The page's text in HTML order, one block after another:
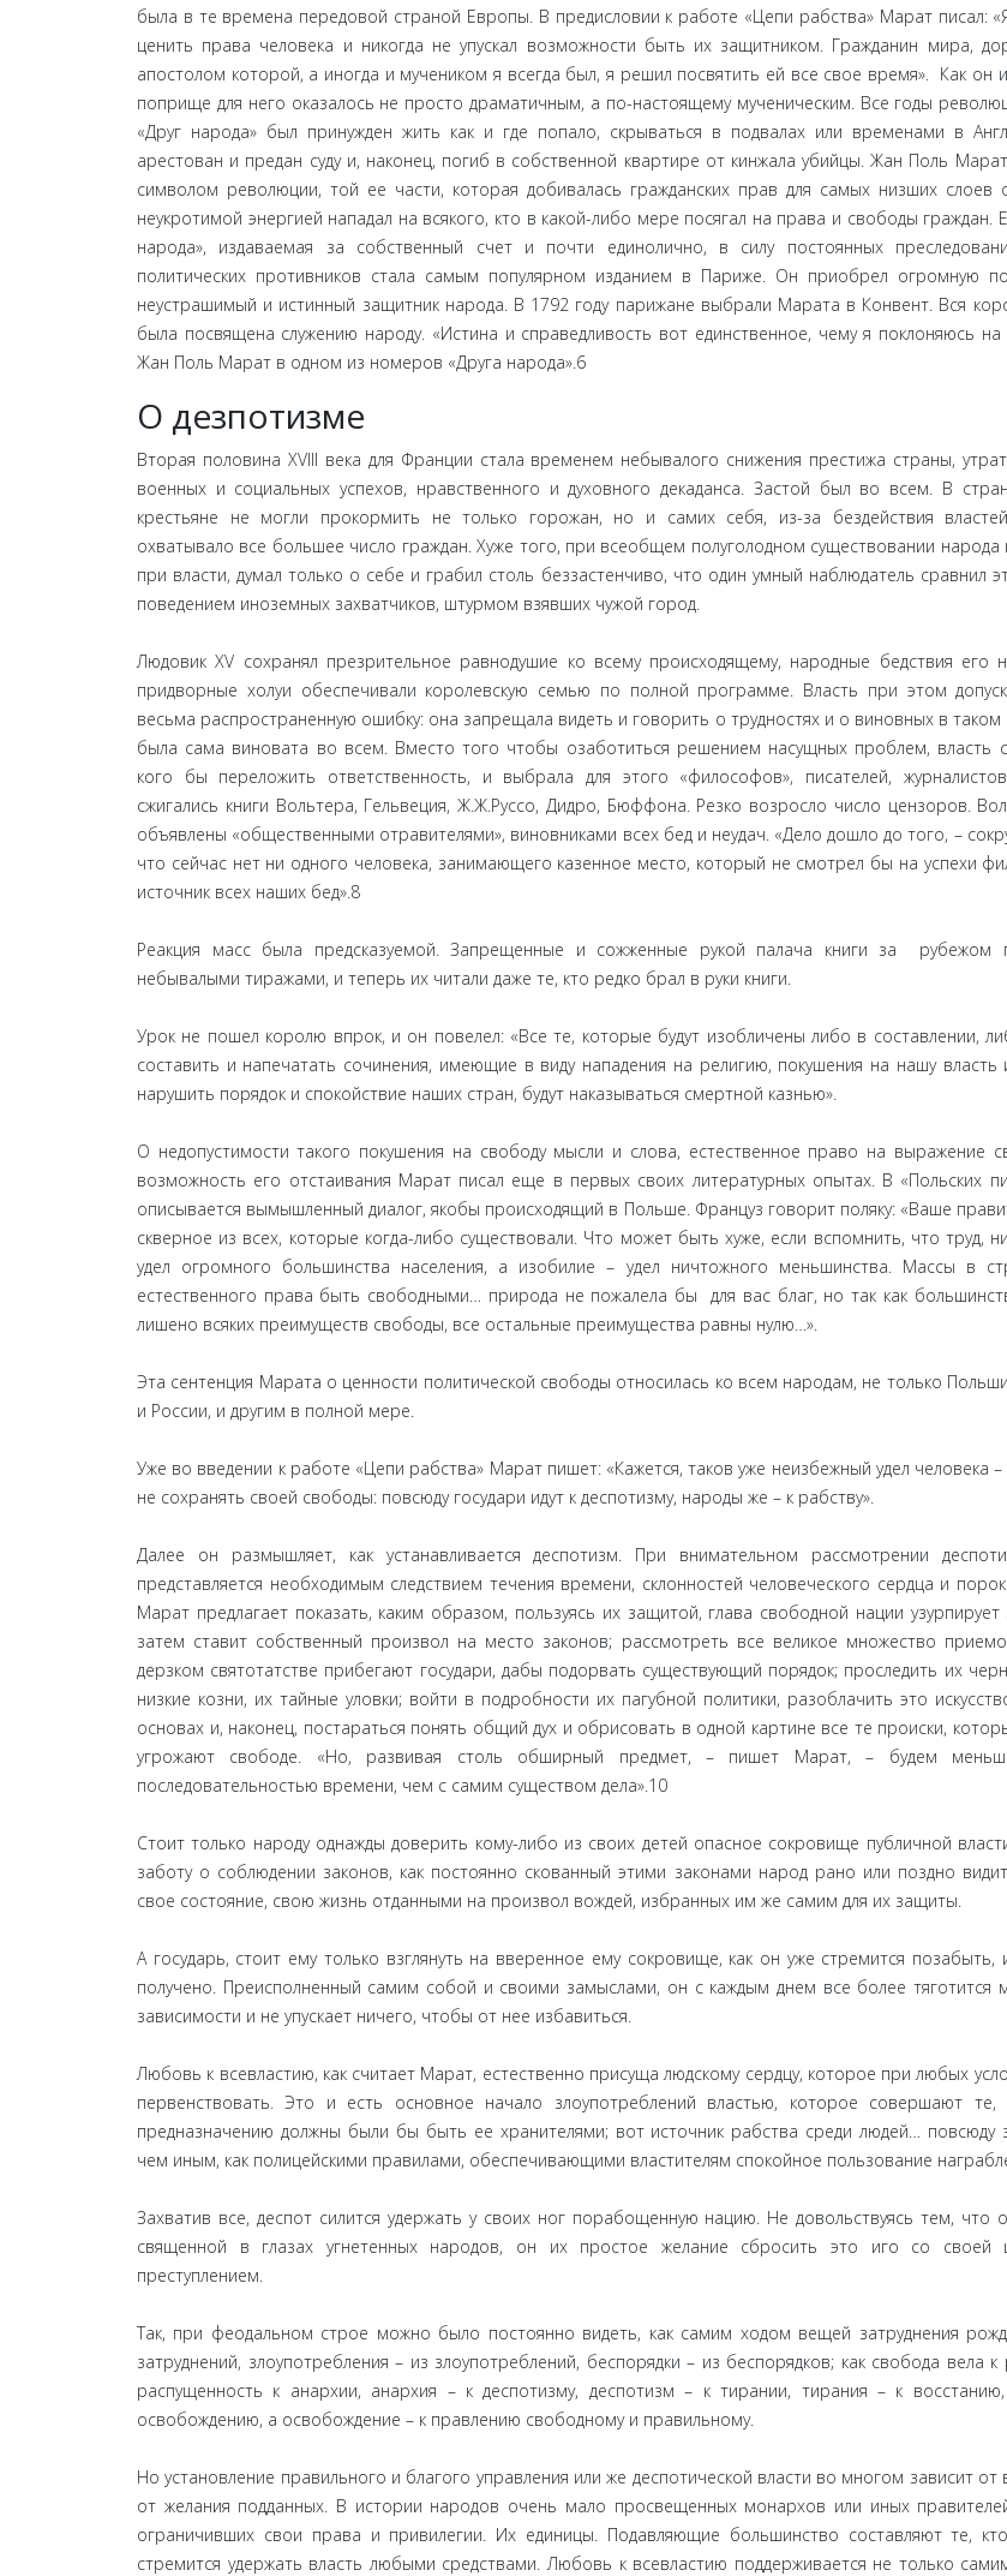
была в те времена передовой страной Европы. В предисловии к работе «Цепи рабства» Марат писал:
ценить права человека и никогда не упускал возможности быть их защитником. Гражданин мира,
апостолом которой, а иногда и мучеником я всегда был, я решил посвятить ей все свое время». Как он
поприще для него оказалось не просто драматичным, а по-настоящему мученическим. Все годы
«Друг народа» был принужден жить как и где попало, скрываться в подвалах или временами в
арестован и предан суду и, наконец, погиб в собственной квартире от кинжала убийцы. Жан Поль
символом революции, той ее части, которая добивалась гражданских прав для самых низших
неукротимой энергией нападал на всякого, кто в какой-либо мере посягал на права и свободы граждан.
народа», издаваемая за собственный счет и почти единолично, в силу постоянных
политических противников стала самым популярном изданием в Париже. Он приобрел огромную
неустрашимый и истинный защитник народа. В 1792 году парижане выбрали Марата в Конвент. Вся
была посвящена служению народу. «Истина и справедливость вот единственное, чему я поклоняюсь на
Жан Поль Марат в одном из номеров «Друга народа».6
О дезпотизме
Вторая половина XVIII века для Франции стала временем небывалого снижения престижа страны,
военных и социальных успехов, нравственного и духовного декаданса. Застой был во всем. В
крестьяне не могли прокормить не только горожан, но и самих себя, из-за бездействия
охватывало все большее число граждан. Хуже того, при всеобщем полуголодном существовании народа
при власти, думал только о себе и грабил столь беззастенчиво, что один умный наблюдатель сравнил
поведением иноземных захватчиков, штурмом взявших чужой город.
Людовик XV сохранял презрительное равнодушие ко всему происходящему, народные бедствия его
придворные холуи обеспечивали королевскую семью по полной программе. Власть при этом
весьма распространенную ошибку: она запрещала видеть и говорить о трудностях и о виновных в
была сама виновата во всем. Вместо того чтобы озаботиться решением насущных проблем, власть
кого бы переложить ответственность, и выбрала для этого «философов», писателей,
сжигались книги Вольтера, Гельвеция, Ж.Ж.Руссо, Дидро, Бюффона. Резко возросло число цензоров.
объявлены «общественными отравителями», виновниками всех бед и неудач. «Дело дошло до того, –
что сейчас нет ни одного человека, занимающего казенное место, который не смотрел бы на успехи
источник всех наших бед».8
Реакция масс была предсказуемой. Запрещенные и сожженные рукой палача книги за рубежом
небывалыми тиражами, и теперь их читали даже те, кто редко брал в руки книги.
Урок не пошел королю впрок, и он повелел: «Все те, которые будут изобличены либо в составлении,
составить и напечатать сочинения, имеющие в виду нападения на религию, покушения на нашу власть
нарушить порядок и спокойствие наших стран, будут наказываться смертной казнью».
О недопустимости такого покушения на свободу мысли и слова, естественное право на выражение
возможность его отстаивания Марат писал еще в первых своих литературных опытах. В «Польских
описывается вымышленный диалог, якобы происходящий в Польше. Француз говорит поляку: «Ваше
скверное из всех, которые когда-либо существовали. Что может быть хуже, если вспомнить, что труд,
удел огромного большинства населения, а изобилие – удел ничтожного меньшинства. Массы в
естественного права быть свободными… природа не пожалела бы для вас благ, но так как
лишено всяких преимуществ свободы, все остальные преимущества равны нулю…».
Эта сентенция Марата о ценности политической свободы относилась ко всем народам, не только
и России, и другим в полной мере.
Уже во введении к работе «Цепи рабства» Марат пишет: «Кажется, таков уже неизбежный удел человека –
не сохранять своей свободы: повсюду государи идут к деспотизму, народы же – к рабству».
Далее он размышляет, как устанавливается деспотизм. При внимательном рассмотрении
представляется необходимым следствием течения времени, склонностей человеческого сердца и
Марат предлагает показать, каким образом, пользуясь их защитой, глава свободной нации
затем ставит собственный произвол на место законов; рассмотреть все великое множество
дерзком святотатстве прибегают государи, дабы подорвать существующий порядок; проследить их
низкие козни, их тайные уловки; войти в подробности их пагубной политики, разоблачить это
основах и, наконец, постараться понять общий дух и обрисовать в одной картине все те происки,
угрожают свободе. «Но, развивая столь обширный предмет, – пишет Марат, – будем
последовательностью времени, чем с самим существом дела».10
Стоит только народу однажды доверить кому-либо из своих детей опасное сокровище публичной
заботу о соблюдении законов, как постоянно скованный этими законами народ рано или поздно
свое состояние, свою жизнь отданными на произвол вождей, избранных им же самим для их защиты.
А государь, стоит ему только взглянуть на вверенное ему сокровище, как он уже стремится позабыть,
получено. Преисполненный самим собой и своими замыслами, он с каждым днем все более тяготится
зависимости и не упускает ничего, чтобы от нее избавиться.
Любовь к всевластию, как считает Марат, естественно присуща людскому сердцу, которое при любых
первенствовать. Это и есть основное начало злоупотреблений властью, которое совершают
предназначению должны были бы быть ее хранителями; вот источник рабства среди людей… повсюду
чем иным, как полицейскими правилами, обеспечивающими властителям спокойное пользование
Захватив все, деспот силится удержать у своих ног порабощенную нацию. Не довольствуясь тем, что
священной в глазах угнетенных народов, он их простое желание сбросить это иго со своей
преступлением.
Так, при феодальном строе можно было постоянно видеть, как самим ходом вещей затруднения
затруднений, злоупотребления – из злоупотреблений, беспорядки – из беспорядков; как свобода вела к
распущенность к анархии, анархия – к деспотизму, деспотизм – к тирании, тирания – к
освобождению, а освобождение – к правлению свободному и правильному.
Но установление правильного и благого управления или же деспотической власти во многом зависит от
от желания подданных. В истории народов очень мало просвещенных монархов или иных
ограничивших свои права и привилегии. Их единицы. Подавляющие большинство составляют те,
стремится удержать власть любыми средствами. Любовь к всевластию поддерживается не только